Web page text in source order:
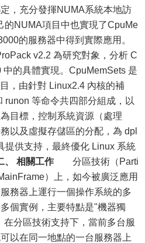
，充分發揮NUMA系統本地訪
的NUMA項目中也實現了CpuMe
的服務器中得到實際應用。
v2.2 為研究對象，分析 C
的具體實現。CpuMemSets 是
，由針對 Linux2.4 內核的補
runon 等命令共四部分組成，以
目標，控制系統資源（處理
以及虛擬存儲區的分配，為 dpl
提供支持，最終優化 Linux 系統
、 相關工作分區技術（Parti
）上，如今被廣泛應用
務器上運行一個操作系統的多
個實例，主要特點是"機器獨
分區技術支持下，當前多台服
以在同一地點的一台服務器上